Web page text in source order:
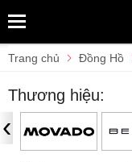
Trang chủ Đồng Hồ
Thương hiệu:
‹